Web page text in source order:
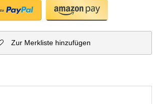
Zur Merkliste hinzufügen